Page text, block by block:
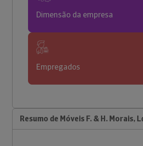
Dimensão da empresa
Empregados
Resumo de Móveis F. & H. Morais,